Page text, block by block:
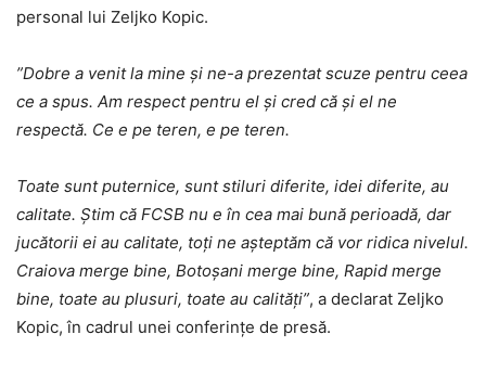
personal lui Zeljko Kopic.
”Dobre a venit la mine și ne-a prezentat scuze pentru ceea
ce a spus. Am respect pentru el și cred că și el ne
respectă. Ce e pe teren, e pe teren.
Toate sunt puternice, sunt stiluri diferite, idei diferite, au
calitate. Știm că FCSB nu e în cea mai bună perioadă, dar
jucătorii ei au calitate, toți ne așteptăm că vor ridica nivelul.
Craiova merge bine, Botoșani merge bine, Rapid merge
bine, toate au plusuri, toate au calități”, a declarat Zeljko
Kopic, în cadrul unei conferințe de presă.